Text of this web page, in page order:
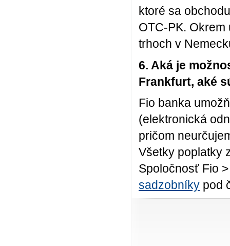
ktoré sa
OTC-PK.
trhoch v
6. Aká je
Frankfurt, aké
Fio banka
(elektronická
pričom
Všetky poplatky
Spoločnosť Fio
sadzobníky pod